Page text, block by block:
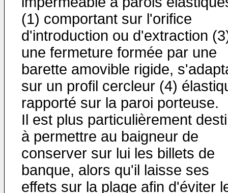
(1) comportant sur l'orifice
d'introduction ou d'extraction
une fermeture formée par une
barette amovible rigide,
sur un profil cercleur (4)
rapporté sur la paroi porteuse.
Il est plus particulièrement
à permettre au baigneur de
conserver sur lui les billets de
banque, alors qu'il laisse ses
effets sur la plage afin d'éviter